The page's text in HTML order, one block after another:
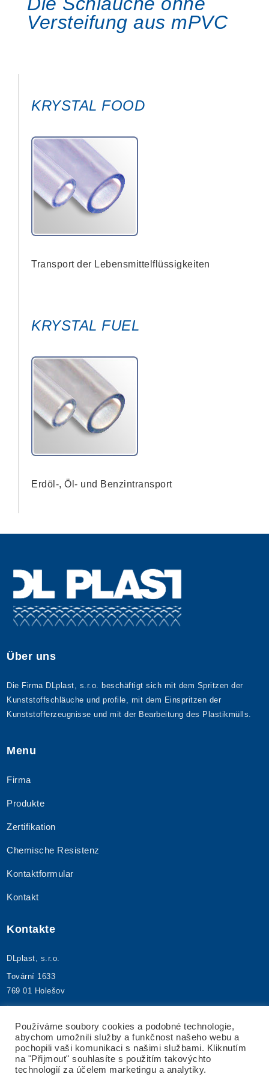
Versteifung aus mPVC
KRYSTAL FOOD
Transport der Lebensmittelflüssigkeiten
KRYSTAL FUEL
Erdöl-, Öl- und Benzintransport
Über uns
Die Firma DLplast, s.r.o. beschäftigt sich mit dem Spritzen der
Kunststoffschläuche und profile, mit dem Einspritzen der
Kunststofferzeugnisse und mit der Bearbeitung des Plastikmülls.
Menu
Firma
Produkte
Zertifikation
Chemische Resistenz
Kontaktformular
Kontakt
Kontakte
DLplast, s.r.o.
Tovární 1633
769 01 Holešov
+420 573 395 480
info@dlplast.cz
IČ: 25592173
DIČ: CZ25592173
Používáme soubory cookies a podobné technologie,
abychom umožnili služby a funkčnost našeho webu a
pochopili vaši komunikaci s našimi službami. Kliknutím
na "Přijmout" souhlasíte s použitím takovýchto
technologií za účelem marketingu a analytiky.